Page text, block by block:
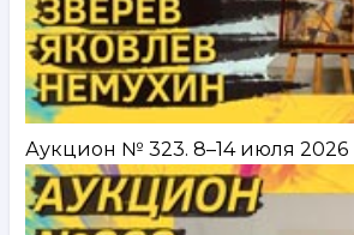
Аукцион № 323. 8–14 июля 2026